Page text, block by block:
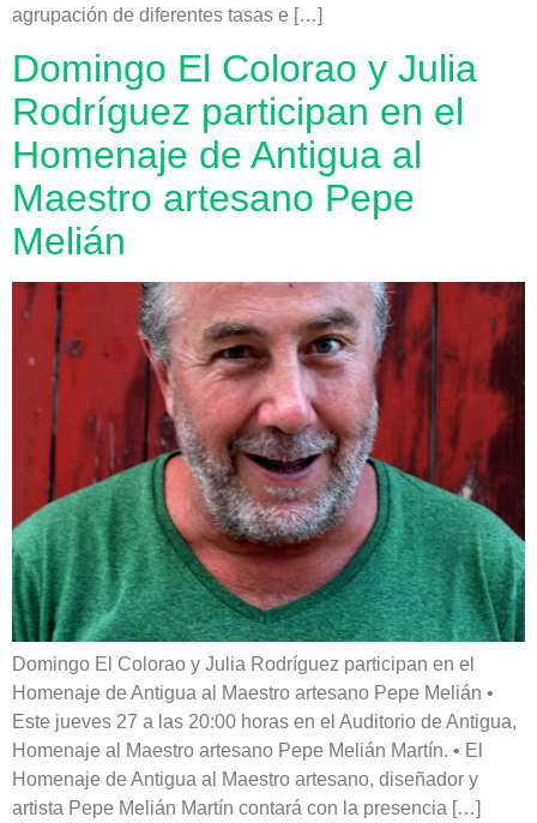
agrupación de diferentes tasas e […]
Domingo El Colorao y Julia
Rodríguez participan en el
Homenaje de Antigua al
Maestro artesano Pepe
Melián
Domingo El Colorao y Julia Rodríguez participan en el
Homenaje de Antigua al Maestro artesano Pepe Melián •
Este jueves 27 a las 20:00 horas en el Auditorio de Antigua,
Homenaje al Maestro artesano Pepe Melián Martín. • El
Homenaje de Antigua al Maestro artesano, diseñador y
artista Pepe Melián Martín contará con la presencia […]